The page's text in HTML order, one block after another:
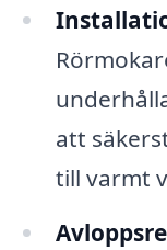
att
till varmt